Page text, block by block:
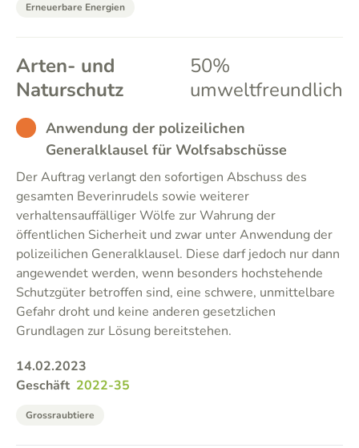
Erneuerbare Energien
Arten- und
Naturschutz
50%
umweltfreundlich
BADAnwendung der polizeilichen
Generalklausel für Wolfsabschüsse
Der Auftrag verlangt den sofortigen Abschuss des
gesamten Beverinrudels sowie weiterer
verhaltensauffälliger Wölfe zur Wahrung der
öffentlichen Sicherheit und zwar unter Anwendung der
polizeilichen Generalklausel. Diese darf jedoch nur dann
angewendet werden, wenn besonders hochstehende
Schutzgüter betroffen sind, eine schwere, unmittelbare
Gefahr droht und keine anderen gesetzlichen
Grundlagen zur Lösung bereitstehen.
14.02.2023
Geschäft 2022-35
Grossraubtiere